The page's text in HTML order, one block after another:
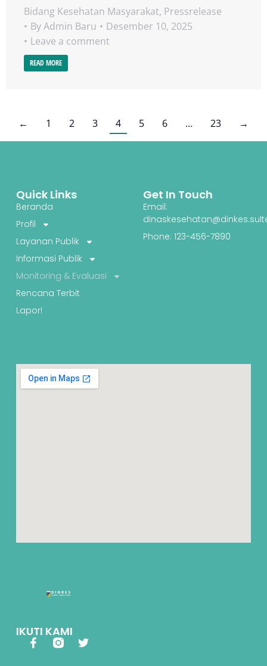
Bidang Kesehatan Masyarakat, Pressrelease
ByAdmin Baru
Desember 10, 2025
Leave a comment
READ MORE
← 1 2 3 4 5 6 … 23 →
IKUTI KAMI
Quick Links
Beranda
Profil
Layanan Publik
Informasi Publik
Monitoring & Evaluasi
Rencana Terbit
Lapor!
Get In Touch
Email:
Phone: 123-456-7890